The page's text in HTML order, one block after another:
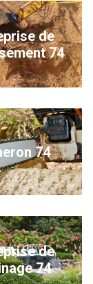
de
74
74
de
74